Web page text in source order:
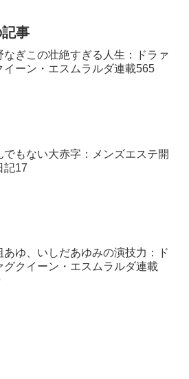
事
なぎこの壮絶すぎる人生：ドラァ
イーン・エスムラルダ連載565
でもない大赤字：メンズエステ開
記17
あゆ、いしだあゆみの演技力：ド
グクイーン・エスムラルダ連載